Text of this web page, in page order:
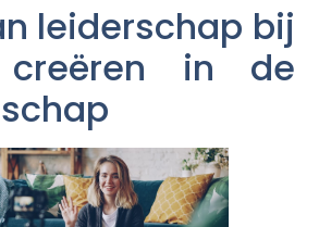
leiderschap bij
creëren in de